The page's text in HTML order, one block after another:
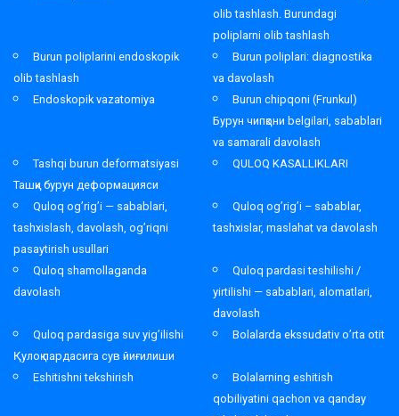
olib tashlash. Burundagi
poliplarni olib tashlash
Burun poliplarini endoskopik
olib tashlash
Burun poliplari: diagnostika
va davolash
Endoskopik vazatomiya
Burun chipqoni (Frunkul)
Бурун чипқони belgilari, sabablari
va samarali davolash
Tashqi burun deformatsiyasi
Ташқи бурун деформацияси
QULOQ KASALLIKLARI
Quloq og’rig’i — sabablari,
tashxislash, davolash, og’riqni
pasaytirish usullari
Quloq og’rig’i – sabablar,
tashxislar, maslahat va davolash
Quloq shamollaganda
davolash
Quloq pardasi teshilishi /
yirtilishi — sabablari, alomatlari,
davolash
Quloq pardasiga suv yig’ilishi
Қулоқ пардасига сув йиғилиши
Bolalarda ekssudativ o’rta otit
Eshitishni tekshirish
Bolalarning eshitish
qobiliyatini qachon va qanday